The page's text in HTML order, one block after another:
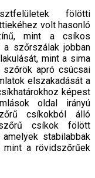
fölötti
volt hasonló
mint a csíkos
a szőrszá­lak jobban
mint a sima
apró csúcsai
elszakadását a
képest
oldal irányú
csíkokból álló
csíkok fölött
amelyek stabi­labbak
a rövidszőrűek